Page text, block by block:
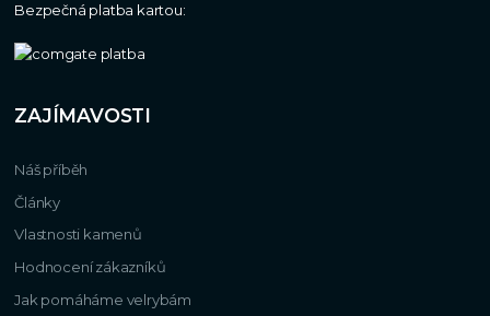
Bezpečná platba kartou:
ZAJÍMAVOSTI
Náš příběh
Články
Vlastnosti kamenů
Hodnocení zákazníků
Jak pomáháme velrybám